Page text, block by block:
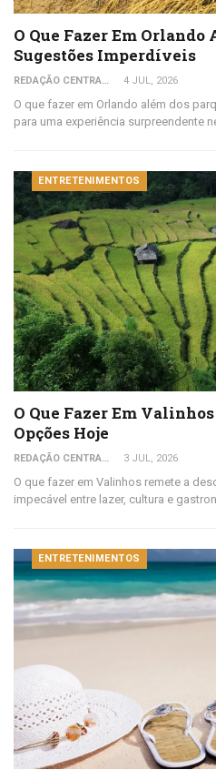
O Que Fazer Em Orlando
Sugestões Imperdíveis
4 JUL, 2026
O que fazer em Orlando além dos
para uma experiência surpreendente
ENTRETENIMENTOS
O Que Fazer Em
Opções Hoje
REDAÇÃO CENTRAL DO VIAJANTE 3 JUL, 2026
O que fazer em Valinhos remete a
impecável entre lazer, cultura e
ENTRETENIMENTOS